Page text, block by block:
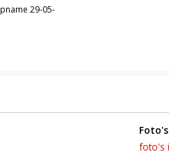
29-05-
foto's
foto's